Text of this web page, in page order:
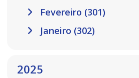
Fevereiro (301)
Janeiro (302)
2025